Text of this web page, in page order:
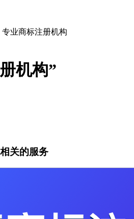
专业商标注册机构
机构”
相关的服务